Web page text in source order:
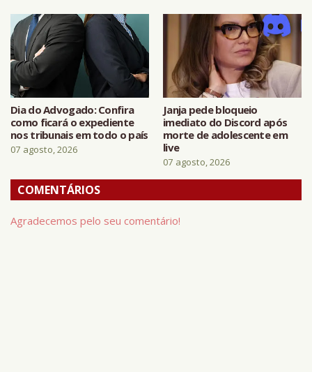
Dia do Advogado: Confira
como ficará o expediente
nos tribunais em todo o país
07 agosto, 2026
Janja pede bloqueio
imediato do Discord após
morte de adolescente em
live
07 agosto, 2026
COMENTÁRIOS
Agradecemos pelo seu comentário!